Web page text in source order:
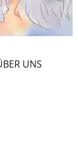
UNS